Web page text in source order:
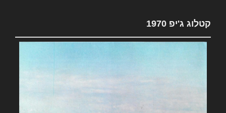
קטלוג ג'יפ 1970